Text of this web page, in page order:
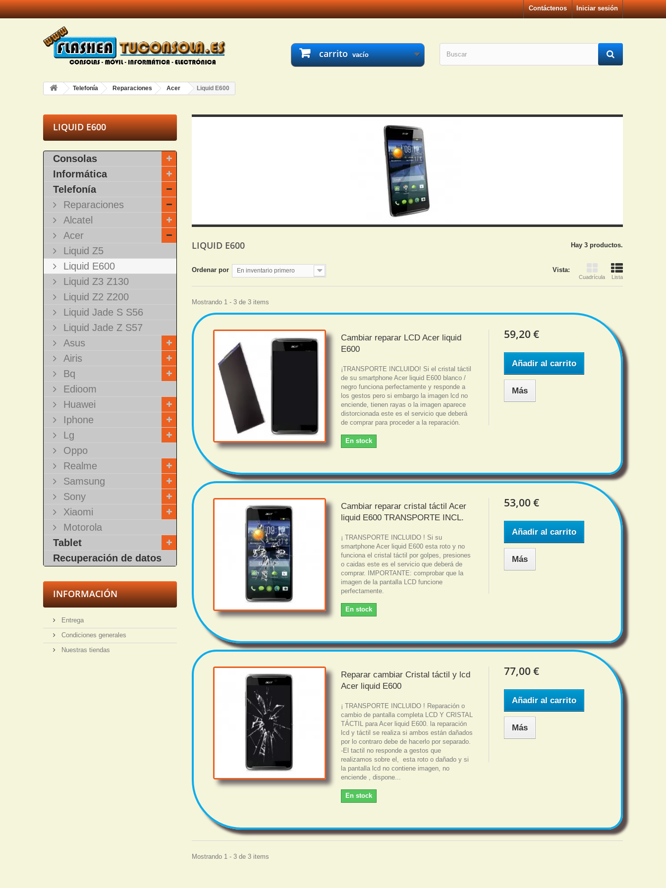
Iniciar sesión
Contáctenos
carrito vacío
Telefonía Reparaciones Acer Liquid E600
LIQUID E600
Consolas
Informática
Telefonía
Reparaciones
Alcatel
Acer
Liquid Z5
Liquid E600
Liquid Z3 Z130
Liquid Z2 Z200
Liquid Jade S S56
Liquid Jade Z S57
Asus
Airis
Bq
Edioom
Huawei
Iphone
Lg
Oppo
Realme
Samsung
Sony
Xiaomi
Motorola
Tablet
Recuperación de datos
INFORMACIÓN
Entrega
Condiciones generales
Nuestras tiendas
LIQUID E600 Hay 3 productos.
Vista:
Cuadrícula Lista
Ordenar por En inventario primero
Mostrando 1 - 3 de 3 items
Cambiar reparar LCD Acer liquid
E600
¡TRANSPORTE INCLUIDO! Si el cristal táctil
de su smartphone Acer liquid E600 blanco /
negro funciona perfectamente y responde a
los gestos pero si embargo la imagen lcd no
enciende, tienen rayas o la imagen aparece
distorcionada este es el servicio que deberá
de comprar para proceder a la reparación.
En stock
59,20 €
Añadir al carrito
Más
Cambiar reparar cristal táctil Acer
liquid E600 TRANSPORTE INCL.
¡ TRANSPORTE INCLUIDO ! Si su
smartphone Acer liquid E600 esta roto y no
funciona el cristal táctil por golpes, presiones
o caidas este es el servicio que deberá de
comprar. IMPORTANTE: comprobar que la
imagen de la pantalla LCD funcione
perfectamente.
En stock
53,00 €
Añadir al carrito
Más
Reparar cambiar Cristal táctil y lcd
Acer liquid E600
¡ TRANSPORTE INCLUIDO ! Reparación o
cambio de pantalla completa LCD Y CRISTAL
TÁCTIL para Acer liquid E600. la reparación
lcd y táctil se realiza si ambos están dañados
por lo contraro debe de hacerlo por separado.
-El tactil no responde a gestos que
realizamos sobre el, esta roto o dañado y si
la pantalla lcd no contiene imagen, no
enciende , dispone...
En stock
77,00 €
Añadir al carrito
Más
Mostrando 1 - 3 de 3 items